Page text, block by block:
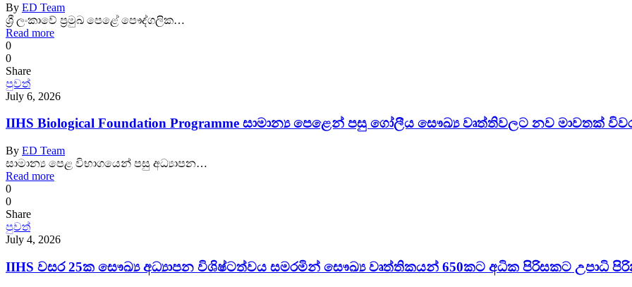
By ED Team
ශ්‍රී ලංකාවේ ප්‍රමුඛ පෙළේ පෞද්ගලික…
Read more
0
0
Share
පුවත්
July 6, 2026
IIHS Biological Foundation Programme සාමාන්‍ය පෙළෙන් පසු ගෝලීය සෞඛ්‍ය වෘත්තිවලට නව මාවතක්
By ED Team
සාමාන්‍ය පෙළ විභාගයෙන් පසු අධ්‍යාපන…
Read more
0
0
Share
පුවත්
July 4, 2026
IIHS වසර 25ක සෞඛ්‍ය අධ්‍යාපන විශිෂ්ටත්වය සමරමින් සෞඛ්‍ය වෘත්තිකයන් 650කට අධික පිරිසකට උපාධි